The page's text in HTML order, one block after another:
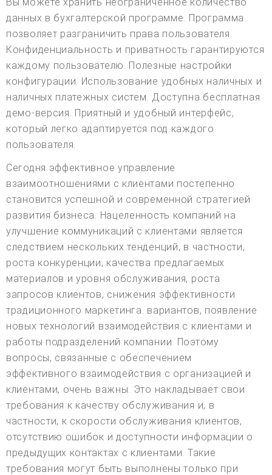
данных в бухгалтерской программе. Программа
позволяет разграничить права пользователя.
Конфиденциальность и приватность гарантируются
каждому пользователю. Полезные настройки
конфигурации. Использование удобных наличных и
наличных платежных систем. Доступна бесплатная
демо-версия. Приятный и удобный интерфейс,
который легко адаптируется под каждого
пользователя.
Сегодня эффективное управление
взаимоотношениями с клиентами постепенно
становится успешной и современной стратегией
развития бизнеса. Нацеленность компаний на
улучшение коммуникаций с клиентами является
следствием нескольких тенденций, в частности,
роста конкуренции, качества предлагаемых
материалов и уровня обслуживания, роста
запросов клиентов, снижения эффективности
традиционного маркетинга. вариантов, появление
новых технологий взаимодействия с клиентами и
работы подразделений компании. Поэтому
вопросы, связанные с обеспечением
эффективного взаимодействия с организацией и
клиентами, очень важны. Это накладывает свои
требования к качеству обслуживания и, в
частности, к скорости обслуживания клиентов,
отсутствию ошибок и доступности информации о
предыдущих контактах с клиентами. Такие
требования могут быть выполнены только при